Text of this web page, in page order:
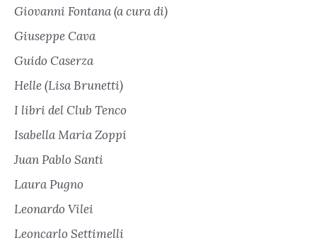
Giovanni Fontana (a cura di)
Giuseppe Cava
Guido Caserza
Helle (Lisa Brunetti)
I libri del Club Tenco
Isabella Maria Zoppi
Juan Pablo Santi
Laura Pugno
Leonardo Vilei
Leoncarlo Settimelli